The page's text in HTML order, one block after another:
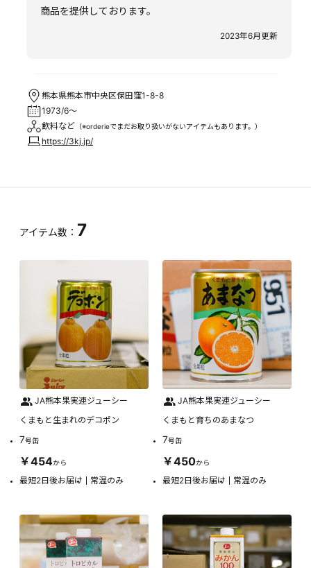
商品を提供しております。
2023年6月更新
熊本県熊本市中央区保田窪1-8-8
1973/6～
飲料など （※orderieでまだお取り扱いがないアイテムもあります。）
https://3kj.jp/
アイテム数： 7
JA熊本果実連ジューシー
くまもと生まれのデコポン
7号缶
￥454から
最短2日後お届け 常温のみ
JA熊本果実連ジューシー
くまもと育ちのあまなつ
7号缶
￥450から
最短2日後お届け 常温のみ